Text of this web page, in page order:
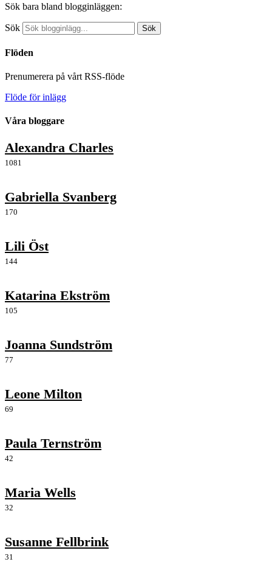
Sök bara bland blogginläggen:
Sök Sök
Flöden
Prenumerera på vårt RSS-flöde
Flöde för inlägg
Våra bloggare
Alexandra Charles
1081
Gabriella Svanberg
170
Lili Öst
144
Katarina Ekström
105
Joanna Sundström
77
Leone Milton
69
Paula Ternström
42
Maria Wells
32
Susanne Fellbrink
31